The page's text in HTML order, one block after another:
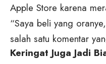
Apple Store karena
“Saya beli yang
salah satu komentar
Keringat Juga Jadi